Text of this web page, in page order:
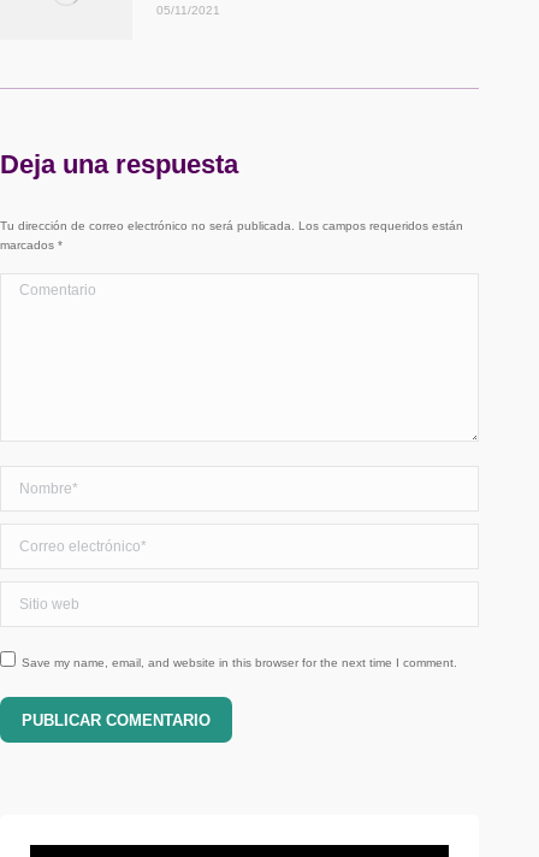
05/11/2021
Deja una respuesta
Tu dirección de correo electrónico no será publicada. Los campos requeridos están
marcados *
Comentario
Save my name, email, and website in this browser for the next time I comment.
PUBLICAR COMENTARIO